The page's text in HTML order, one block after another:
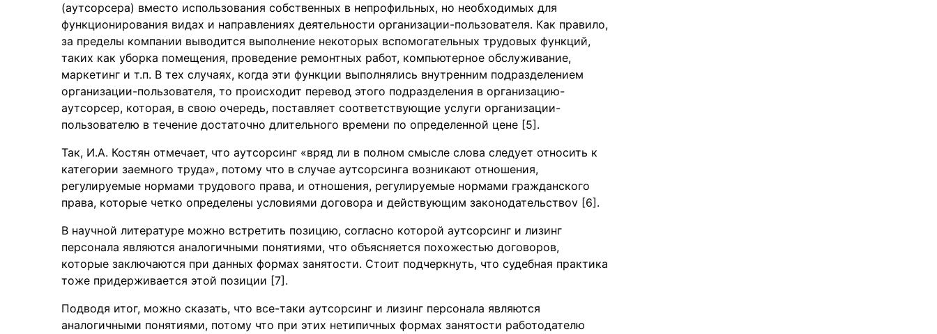
(аутсорсера) вместо использования собственных в непрофильных, но необходимых для
функционирования видах и направлениях деятельности организации-пользователя. Как правило,
за пределы компании выводится выполнение некоторых вспомогательных трудовых функций,
таких как уборка помещения, проведение ремонтных работ, компьютерное обслуживание,
маркетинг и т.п. В тех случаях, когда эти функции выполнялись внутренним подразделением
организации-пользователя, то происходит перевод этого подразделения в организацию-
аутсорсер, которая, в свою очередь, поставляет соответствующие услуги организации-
пользователю в течение достаточно длительного времени по определенной цене [5].
Так, И.А. Костян отмечает, что аутсорсинг «вряд ли в полном смысле слова следует относить к
категории заемного труда», потому что в случае аутсорсинга возникают отношения,
регулируемые нормами трудового права, и отношения, регулируемые нормами гражданского
права, которые четко определены условиями договора и действующим законодательствоv [6].
В научной литературе можно встретить позицию, согласно которой аутсорсинг и лизинг
персонала являются аналогичными понятиями, что объясняется похожестью договоров,
которые заключаются при данных формах занятости. Стоит подчеркнуть, что судебная практика
тоже придерживается этой позиции [7].
Подводя итог, можно сказать, что все-таки аутсорсинг и лизинг персонала являются
аналогичными понятиями, потому что при этих нетипичных формах занятости работодателю